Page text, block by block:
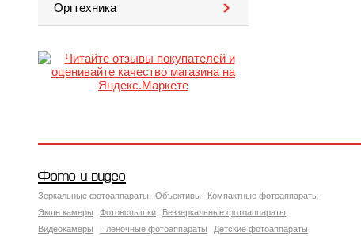
Оргтехника
Фото и видео
Зеркальные фотоаппараты Объективы
Компактные фотоаппараты
Экшн камеры
Фотовспышки
Беззеркальные фотоаппараты
Видеокамеры
Пленочные фотоаппараты
Детские фотоаппараты